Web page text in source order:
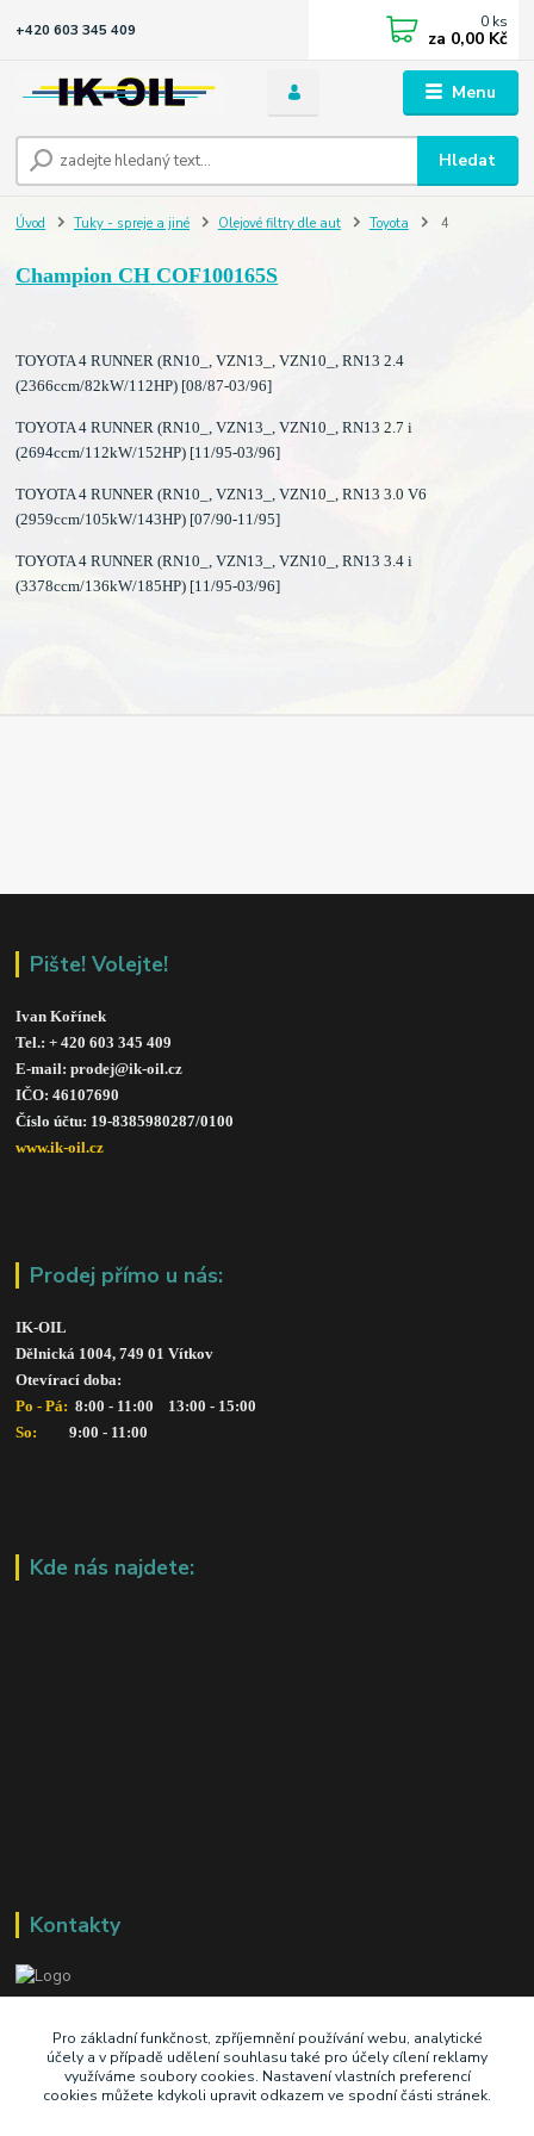
Menu
Hledat
+420 603 345 409 0 ks
za 0,00 Kč
Úvod Tuky - spreje a jiné Olejové filtry dle aut Toyota 4
Champion CH COF100165S
TOYOTA 4 RUNNER (RN10_, VZN13_, VZN10_, RN13 2.4
(2366ccm/82kW/112HP) [08/87-03/96]
TOYOTA 4 RUNNER (RN10_, VZN13_, VZN10_, RN13 2.7 i
(2694ccm/112kW/152HP) [11/95-03/96]
TOYOTA 4 RUNNER (RN10_, VZN13_, VZN10_, RN13 3.0 V6
(2959ccm/105kW/143HP) [07/90-11/95]
TOYOTA 4 RUNNER (RN10_, VZN13_, VZN10_, RN13 3.4 i
(3378ccm/136kW/185HP) [11/95-03/96]
Pište! Volejte!
Ivan Kořínek
Tel.: + 420 603 345 409
E-mail: prodej@ik-oil.cz
IČO: 46107690
Číslo účtu: 19-8385980287/0100
www.ik-oil.cz
Prodej přímo u nás:
IK-OIL
Dělnická 1004, 749 01 Vítkov
Otevírací doba:
Po - Pá: 8:00 - 11:00    13:00 - 15:00
So:
      9:00 - 11:00
Kde nás najdete:
Kontakty
+420 603 345 409
prodej@ik-oil.cz
Pro základní funkčnost, zpříjemnění používání webu, analytické
účely a v případě udělení souhlasu také pro účely cílení reklamy
využíváme soubory cookies. Nastavení vlastních preferencí
cookies můžete kdykoli upravit odkazem ve spodní části stránek.